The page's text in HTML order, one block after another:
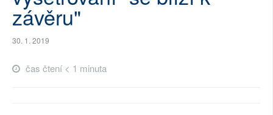
TÉMATA
závěru"
30. 1. 2019
čas čtení < 1 minuta